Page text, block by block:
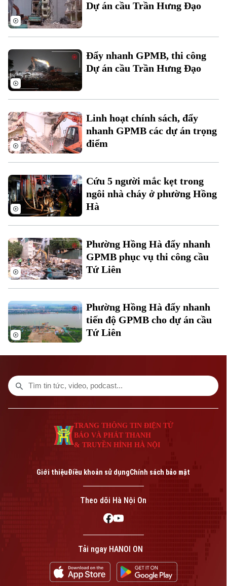
Tòa soạn
0865.116.699 (hotline)
Tòa soạn
0865.116.699
phép số: Số 63/GP-TTDT, cấp ngày 10/05/2023
TRANG THÔNG TIN ĐIỆN TỬ
CỦA CƠ QUAN BÁO VÀ PHÁT THANH TRUYỀN HÌNH HÀ NỘI
Số 3-5 Huỳnh Thúc Kháng-Phường Láng-Hà Nội
Dự án cầu Trần Hưng Đạo
Đẩy nhanh GPMB, thi công
Dự án cầu Trần Hưng Đạo
Linh hoạt chính sách, đẩy
nhanh GPMB các dự án trọng
điểm
Cứu 5 người mắc kẹt trong
ngôi nhà cháy ở phường Hồng
Hà
Phường Hồng Hà đẩy nhanh
GPMB phục vụ thi công cầu
Tứ Liên
Phường Hồng Hà đẩy nhanh
tiến độ GPMB cho dự án cầu
Tứ Liên
TRANG THÔNG TIN ĐIỆN TỬ
BÁO VÀ PHÁT THANH
& TRUYỀN HÌNH HÀ NỘI
Giới thiệuĐiều khoản sử dụngChính sách bảo mật
Theo dõi Hà Nội On
Tải ngay HANOI ON